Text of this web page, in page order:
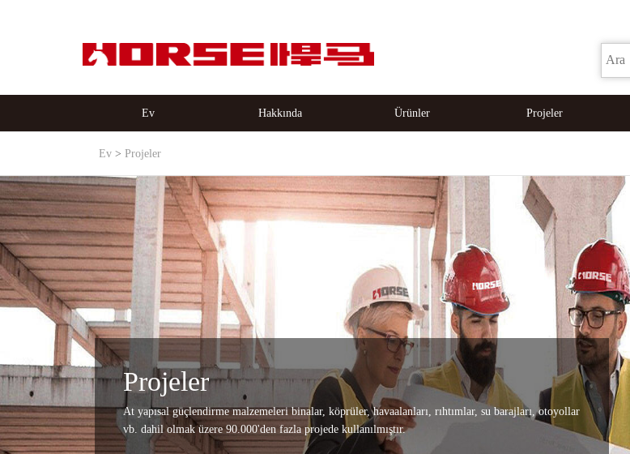
Ev Hakkında Ürünler Projeler
Ev Projeler
Projeler
At yapısal güçlendirme malzemeleri binalar, köprüler, havaalanları, rıhtımlar, su barajları, otoyollar
vb. dahil olmak üzere 90.000'den fazla projede kullanılmıştır.